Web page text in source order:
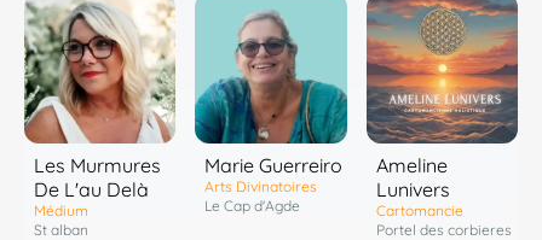
Les Murmures
De L'au Delà
Médium
St alban
Marie Guerreiro
Arts Divinatoires
Le Cap d'Agde
Ameline
Lunivers
Cartomancie
Portel des corbieres